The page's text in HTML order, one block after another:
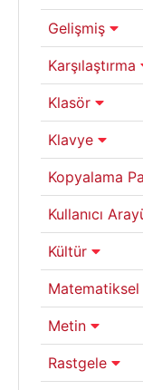
Gelişmiş
Karşılaştırma
Klasör
Klavye
Kopyalama
Kullanıcı
Kültür
Matematiksel
Metin
Rastgele